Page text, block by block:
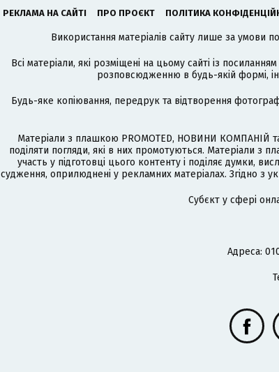
РЕКЛАМА НА САЙТІ ПРО ПРОЄКТ ПОЛІТИКА
Використання матеріалів сайту лише за умови
Всі матеріали, які розміщені на цьому сайті із
розповсюдженню в будь-якій формі,
Будь-яке копіювання, передрук та відтворення
Матеріали з плашкою PROMOTED, НОВИНИ КОМПАНІЙ
поділяти погляди, які в них промотуються. Матеріали
участь у підготовці цього контенту і поділяє думки,
судження, оприлюднені у рекламних матеріалах. Згідно з
Cубєкт у сфері
Адреса: